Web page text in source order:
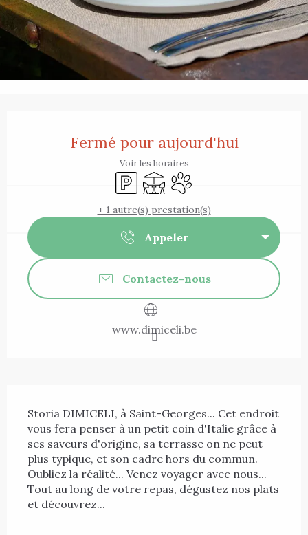
Fermé pour aujourd'hui
Voir les horaires
ParkingTerrasseAnimaux acceptés
+ 1 autre(s) prestation(s)
Appeler
Contactez-nous
www.dimiceli.be
Storia DIMICELI, à Saint-Georges... Cet endroit
vous fera penser à un petit coin d'Italie grâce à
ses saveurs d'origine, sa terrasse on ne peut
plus typique, et son cadre hors du commun.
Oubliez la réalité... Venez voyager avec nous...
Tout au long de votre repas, dégustez nos plats
et découvrez...